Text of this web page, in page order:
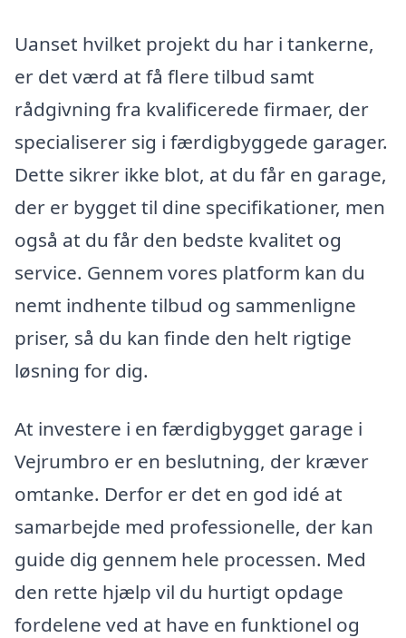
Uanset hvilket projekt du har i tankerne,
er det værd at få flere tilbud samt
rådgivning fra kvalificerede firmaer, der
specialiserer sig i færdigbyggede garager.
Dette sikrer ikke blot, at du får en garage,
der er bygget til dine specifikationer, men
også at du får den bedste kvalitet og
service. Gennem vores platform kan du
nemt indhente tilbud og sammenligne
priser, så du kan finde den helt rigtige
løsning for dig.
At investere i en færdigbygget garage i
Vejrumbro er en beslutning, der kræver
omtanke. Derfor er det en god idé at
samarbejde med professionelle, der kan
guide dig gennem hele processen. Med
den rette hjælp vil du hurtigt opdage
fordelene ved at have en funktionel og